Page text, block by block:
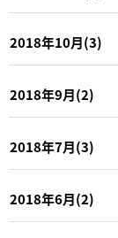
2018年10月(3)
2018年9月(2)
2018年7月(3)
2018年6月(2)